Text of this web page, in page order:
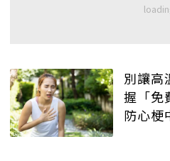
別讓高
握「免
防心梗